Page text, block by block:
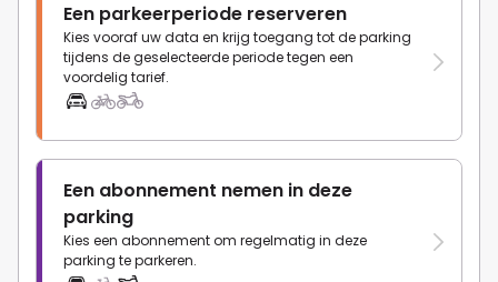
Een parkeerperiode reserveren
Kies vooraf uw data en krijg toegang tot de parking
tijdens de geselecteerde periode tegen een
voordelig tarief.
Een abonnement nemen in deze
parking
Kies een abonnement om regelmatig in deze
parking te parkeren.